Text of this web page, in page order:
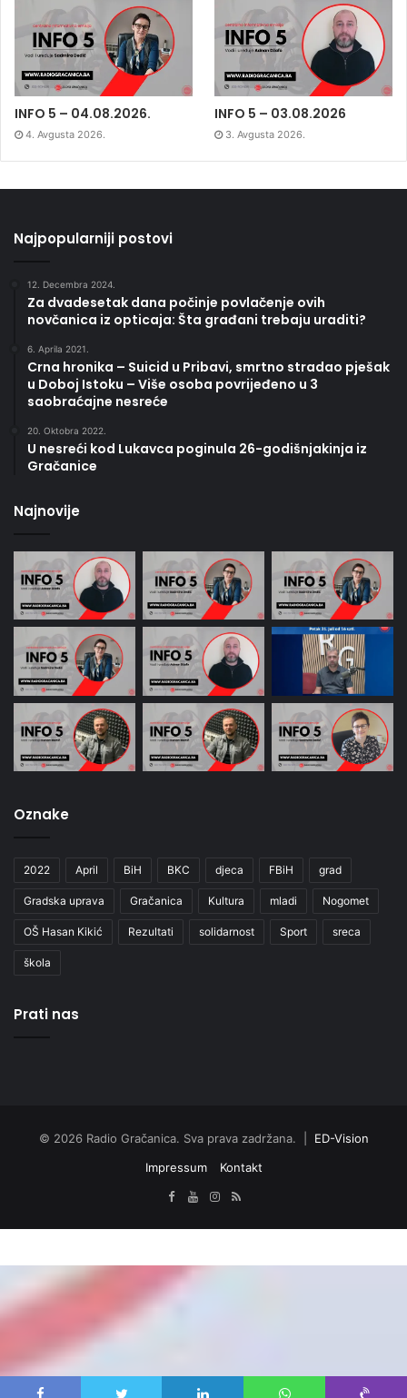
INFO 5 – 04.08.2026.
4. Avgusta 2026.
INFO 5 – 03.08.2026
3. Avgusta 2026.
Najpopularniji postovi
12. Decembra 2024.
Za dvadesetak dana počinje povlačenje ovih
novčanica iz opticaja: Šta građani trebaju uraditi?
6. Aprila 2021.
Crna hronika – Suicid u Pribavi, smrtno stradao pješak
u Doboj Istoku – Više osoba povrijeđeno u 3
saobraćajne nesreće
20. Oktobra 2022.
U nesreći kod Lukavca poginula 26-godišnjakinja iz
Gračanice
Najnovije
Oznake
2022 April BiH BKC djeca FBiH grad
Gradska uprava Gračanica Kultura mladi Nogomet
OŠ Hasan Kikić Rezultati solidarnost Sport sreca
škola
Prati nas
© 2026 Radio Gračanica. Sva prava zadržana. | ED-Vision
Impressum
Kontakt